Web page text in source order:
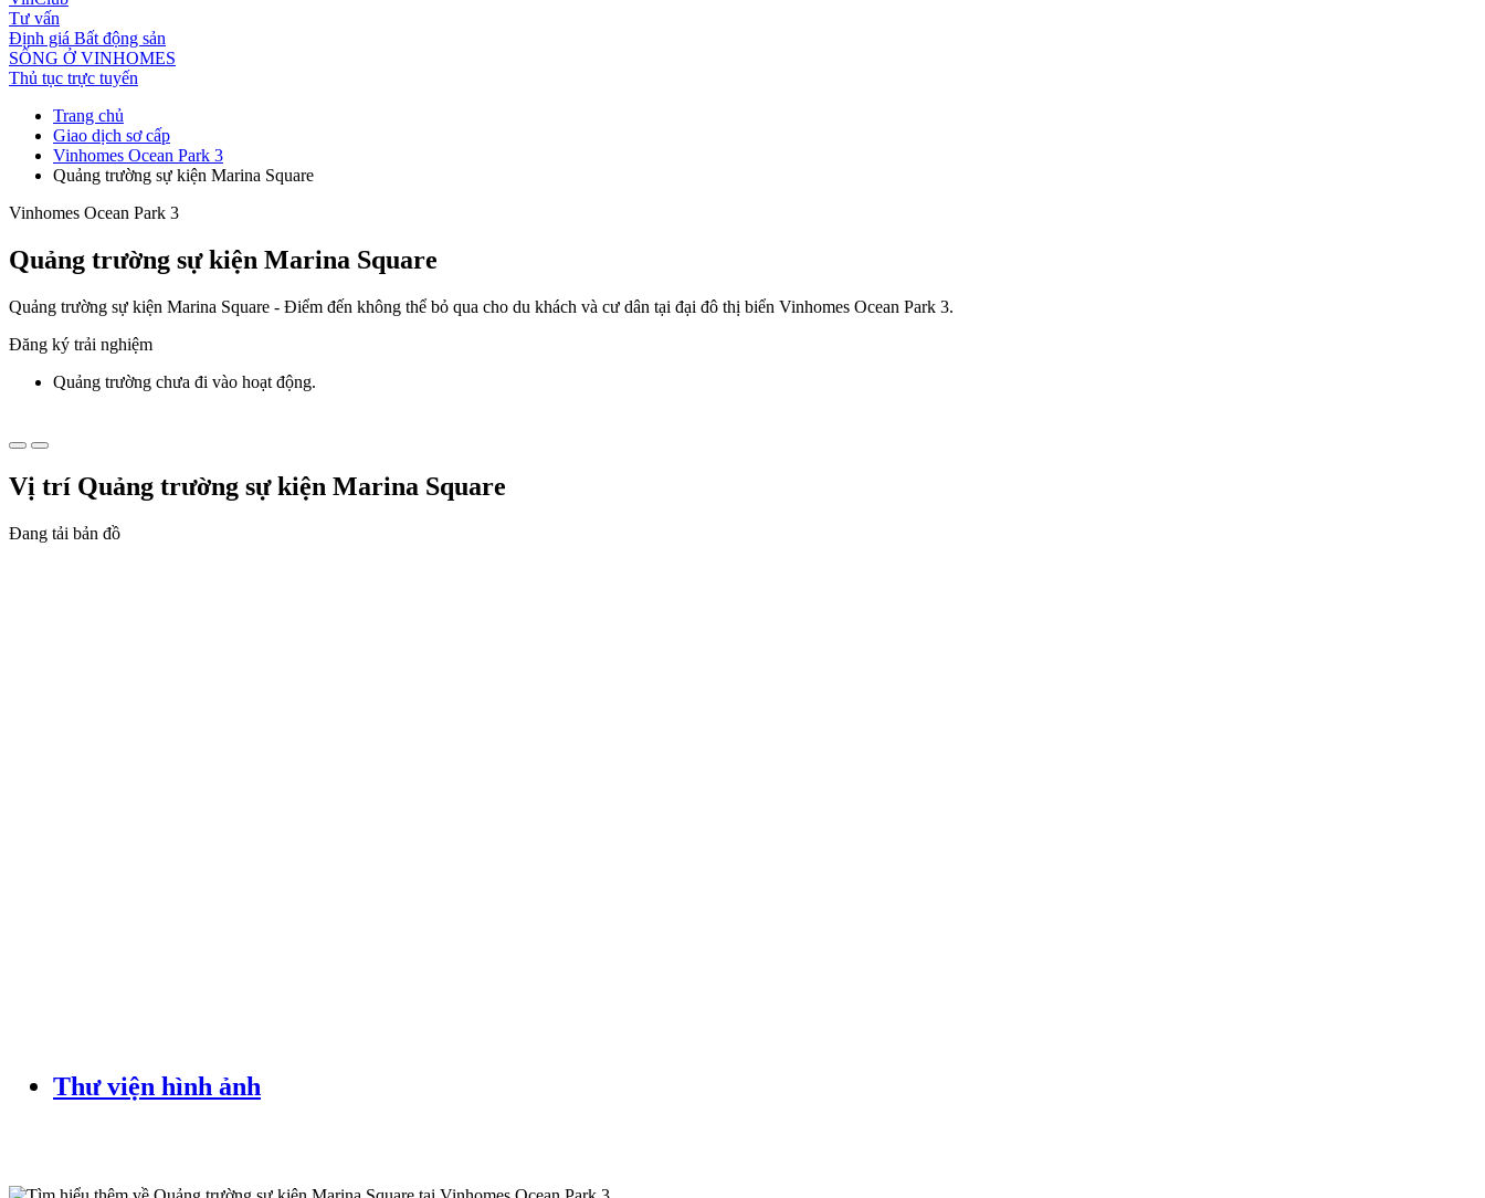
Tư vấn
Định giá Bất động sản
SỐNG Ở VINHOMES
Thủ tục trực tuyến
Trang chủ
Giao dịch sơ cấp
Vinhomes Ocean Park 3
Quảng trường sự kiện Marina Square
Vinhomes Ocean Park 3
Quảng trường sự kiện Marina Square
Quảng trường sự kiện Marina Square - Điểm đến không thể bỏ qua cho du khách và cư dân tại đại đô thị biển Vinhomes Ocean Park 3.
Đăng ký trải nghiệm
Quảng trường chưa đi vào hoạt động.
Vị trí Quảng trường sự kiện Marina Square
Đang tải bản đồ
Thư viện hình ảnh